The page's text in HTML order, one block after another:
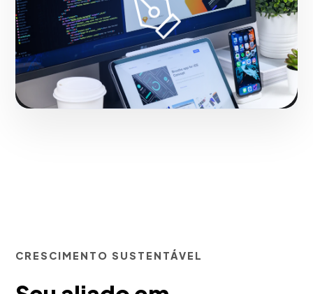
Iniciar projeto
CRESCIMENTO SUSTENTÁVEL